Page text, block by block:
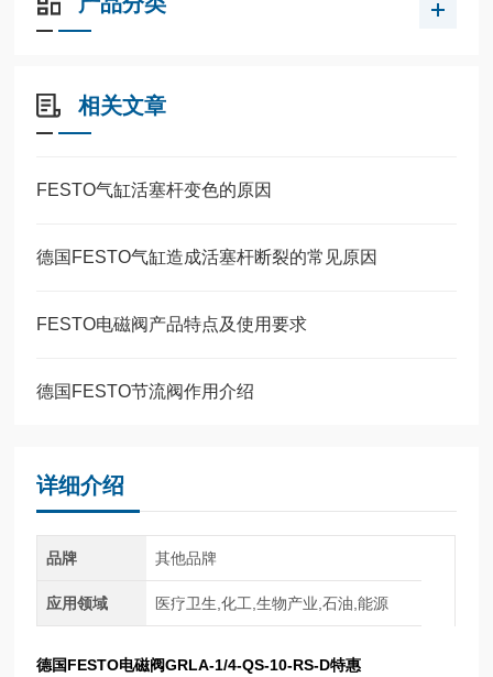
相关文章
FESTO气缸活塞杆变色的原因
德国FESTO气缸造成活塞杆断裂的常见原因
FESTO电磁阀产品特点及使用要求
德国FESTO节流阀作用介绍
详细介绍
品牌 其他品牌
应用领域 医疗卫生,化工,生物产业,石油,能源
德国FESTO电磁阀GRLA-1/4-QS-10-RS-D特惠